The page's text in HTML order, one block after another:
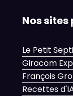
Nos
Le Petit
Giracom
François
Recettes